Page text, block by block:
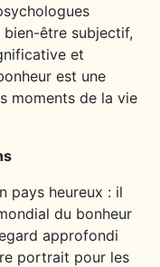
être subjectif,
et
est une
moments de la vie
pays heureux : il
du bonheur
approfondi
portrait pour les